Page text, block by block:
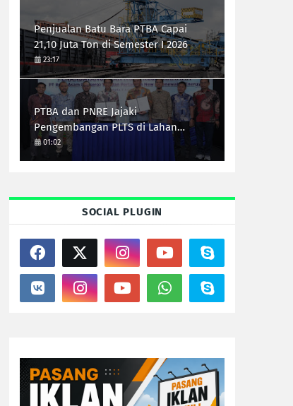
Penjualan Batu Bara PTBA Capai
21,10 Juta Ton di Semester I 2026
23:17
PTBA dan PNRE Jajaki
Pengembangan PLTS di Lahan
Pascatambang
01:02
SOCIAL PLUGIN